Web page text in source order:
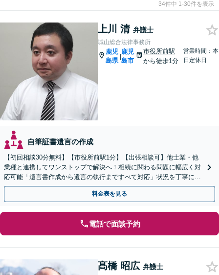
34件中 1-30件を表示
上川 清 弁護士
城山総合法律事務所
鹿児
島県
|
鹿児
島市
市役所前駅
から徒歩1分
営業時間：本
日定休日
自筆証書遺言の作成
【初回相談30分無料】【市役所前駅1分】【出張相談可】他士業・他
業種と連携してワンストップで解決へ！相続に関わる問題に幅広く対
応可能「遺言書作成から遺言の執行まですべて対応」状況を丁寧にヒ
アリングしたうえで、最適な解決策をご提案いたします
料金表を見る
電話で面談予約
髙橋 昭広 弁護士